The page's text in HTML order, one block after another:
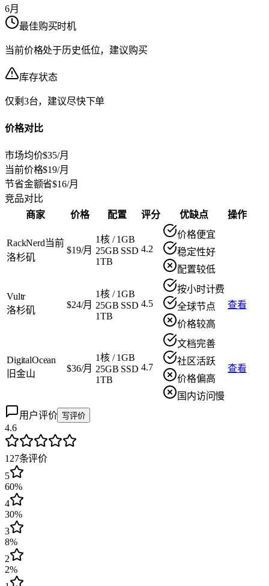
6月
最佳购买时机
当前价格处于历史低位，建议购买
库存状态
仅剩3台，建议尽快下单
价格对比
市场均价$35/月
当前价格$19/月
节省金额省$16/月
竞品对比
商家
价格 配置 评分 优缺点 操作
RackNerd当前
洛杉矶
$19/月
1核/1GB
25GB SSD
1TB
4.2
价格便宜
稳定性好
配置较低
Vultr
洛杉矶
$24/月
1核/1GB
25GB SSD
1TB
4.5
按小时计费
全球节点
价格较高
查看
DigitalOcean
旧金山
$36/月
1核/1GB
25GB SSD
1TB
4.7
文档完善
社区活跃
价格偏高
国内访问慢
查看
用户评价 写评价
4.6
127条评价
5
60%
4
30%
3
8%
2
2%